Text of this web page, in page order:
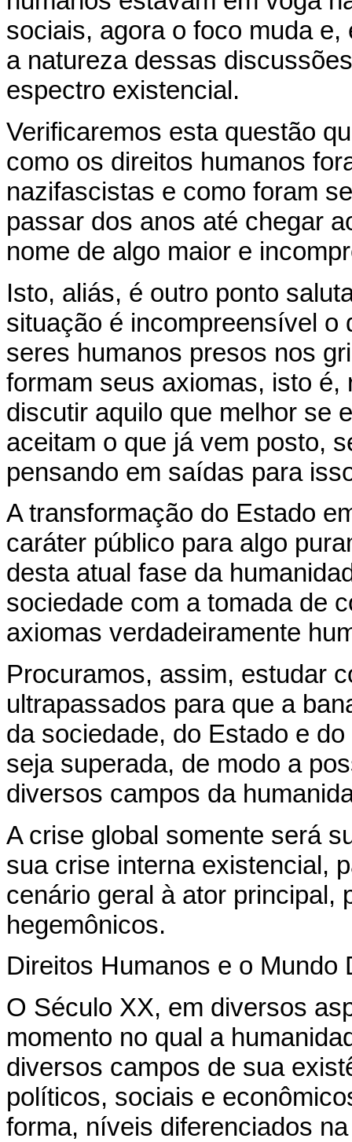
sociais, agora o foco muda
a natureza dessas
espectro existencial.
Verificaremos esta questão
como os direitos humanos
nazifascistas e como foram
passar dos anos até chegar
nome de algo maior e
Isto, aliás, é outro ponto
situação é incompreensível o
seres humanos presos nos
formam seus axiomas, isto
discutir aquilo que melhor se
aceitam o que já vem posto,
pensando em saídas para
A transformação do Estado
caráter público para algo
desta atual fase da
sociedade com a tomada de
axiomas verdadeiramente
Procuramos, assim, estudar
ultrapassados para que a
da sociedade, do Estado e
seja superada, de modo a
diversos campos da
A crise global somente será
sua crise interna existencial,
cenário geral à ator principal,
hegemônicos.
Direitos Humanos e o Mundo
O Século XX, em diversos
momento no qual a
diversos campos de sua
políticos, sociais e
forma, níveis diferenciados